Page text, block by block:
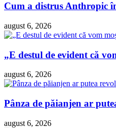
Cum a distrus Anthropic
august 6, 2026
„E destul de evident că
august 6, 2026
Pânza de păianjen ar
august 6, 2026